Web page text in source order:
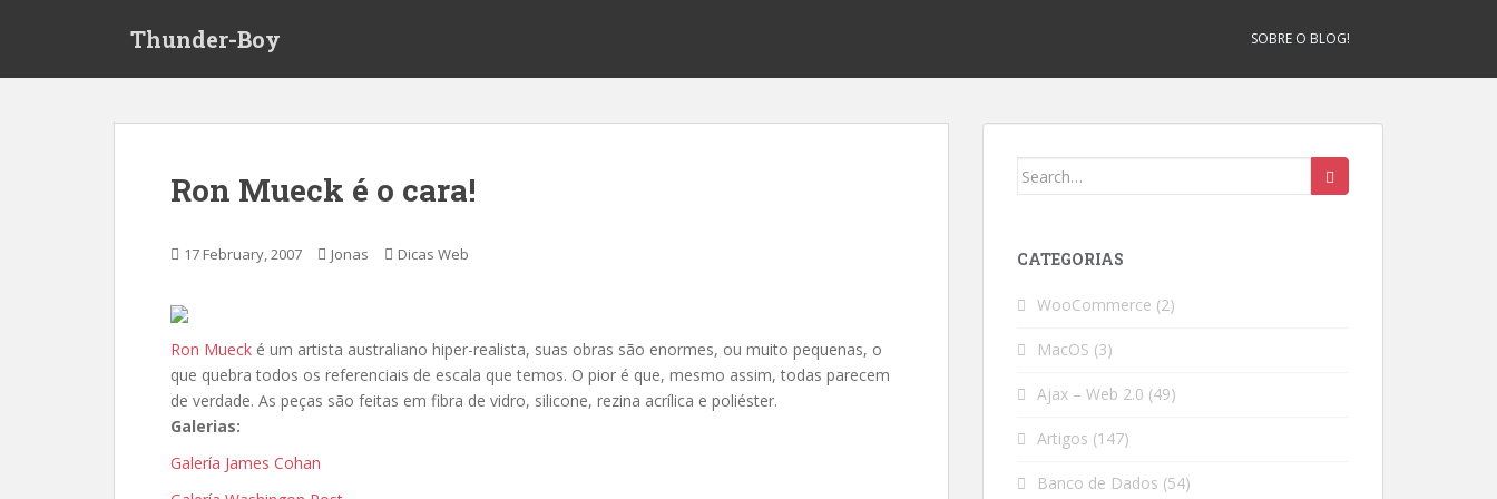
Thunder-Boy SOBRE O BLOG!
Ron Mueck é o cara!
17 February, 2007 Jonas Dicas Web
Ron Mueck é um artista australiano hiper-realista, suas obras são enormes, ou muito pequenas, o
que quebra todos os referenciais de escala que temos. O pior é que, mesmo assim, todas parecem
de verdade. As peças são feitas em fibra de vidro, silicone, rezina acrílica e poliéster.
Galerias:
Galería James Cohan
Search
CATEGORIAS
WooCommerce (2)
MacOS (3)
Ajax – Web 2.0 (49)
Artigos (147)
Banco de Dados (54)